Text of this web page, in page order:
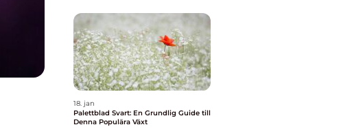
18. jan
Palettblad Svart: En Grundlig Guide till
Denna Populära Växt